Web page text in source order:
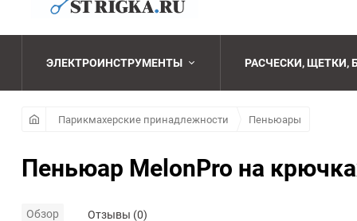
Машинки для стрижки
ЭЛЕКТРОИНСТРУМЕНТЫ
Наборы
РАСЧЕСКИ, ЩЕТКИ,
Бритвы и лезвия
Ножницы
FONEXПарикмахерские принадлежности Пеньюары
Пеньюар MelonPro на
Обзор Отзывы (0)